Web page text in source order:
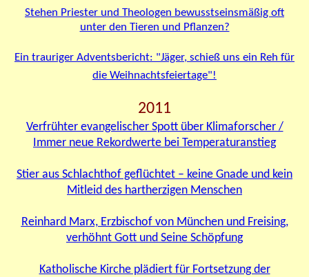
Stehen Priester und Theologen bewusstseinsmäßig oft
unter den Tieren und Pflanzen?
Ein trauriger Adventsbericht: "Jäger, schieß uns ein Reh für
die Weihnachtsfeiertage"!
2011
Verfrühter evangelischer Spott über Klimaforscher /
Immer neue Rekordwerte bei Temperaturanstieg
Stier aus Schlachthof geflüchtet – keine Gnade und kein
Mitleid des hartherzigen Menschen
Reinhard Marx, Erzbischof von München und Freising,
verhöhnt Gott und Seine Schöpfung
Katholische Kirche plädiert für Fortsetzung der